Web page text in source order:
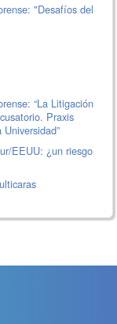
"Desafíos del
“La Litigación
Praxis
EEUU: ¿un riesgo